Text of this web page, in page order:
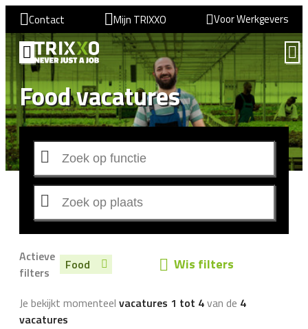
Contact Mijn TRIXXO Voor Werkgevers
Food vacatures
Actieve
filters
Food Wis filters
Je bekijkt momenteel vacatures 1 tot 4van de 4
vacatures